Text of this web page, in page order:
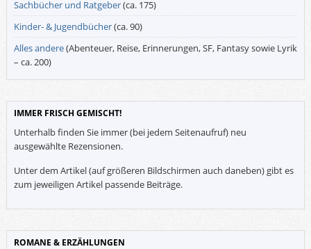
Sachbücher und Ratgeber(ca. 175)
Kinder- & Jugendbücher(ca. 90)
Alles andere(Abenteuer, Reise, Erinnerungen, SF, Fantasy sowie Lyrik
– ca. 200)
IMMER FRISCH GEMISCHT!
Unterhalb finden Sie immer (bei jedem Seitenaufruf) neu
ausgewählte Rezensionen.
Unter dem Artikel (auf größeren Bildschirmen auch daneben) gibt es
zum jeweiligen Artikel passende Beiträge.
ROMANE & ERZÄHLUNGEN